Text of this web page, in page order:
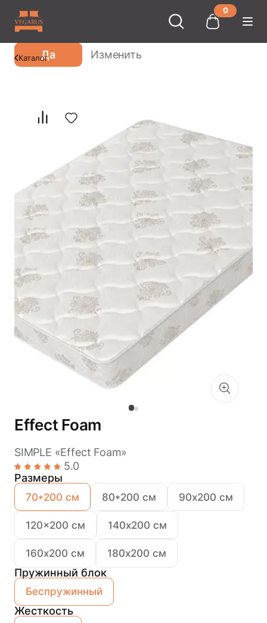
0
Ваш город
Да Изменить
Каталог
Effect Foam
SIMPLE «Effect Foam»
5.0
Размеры
70*200 см 80*200 см 90х200 см
120x200 см 140х200 см
160х200 см 180х200 см
Пружинный блок
Беспружинный
Жесткость